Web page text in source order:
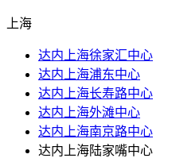
上海
达内上海徐家汇中心
达内上海浦东中心
达内上海长寿路中心
达内上海外滩中心
达内上海南京路中心
达内上海陆家嘴中心